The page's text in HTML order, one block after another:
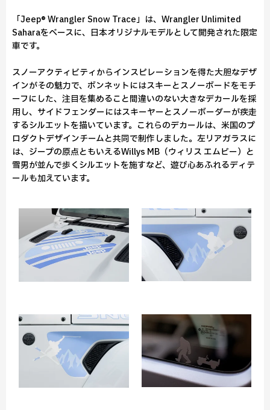
「Jeep® Wrangler Snow Trace」は、Wrangler Unlimited
Saharaをベースに、日本オリジナルモデルとして開発された限定
車です。
スノーアクティビティからインスピレーションを得た大胆なデザ
インがその魅力で、ボンネットにはスキーとスノーボードをモチ
ーフにした、注目を集めること間違いのない大きなデカールを採
用し、サイドフェンダーにはスキーヤーとスノーボーダーが疾走
するシルエットを描いています。これらのデカールは、米国のプ
ロダクトデザインチームと共同で制作しました。左リアガラスに
は、ジープの原点ともいえるWillys MB（ウィリス エムビー）と
雪男が並んで歩くシルエットを施すなど、遊び心あふれるディテ
ールも加えています。